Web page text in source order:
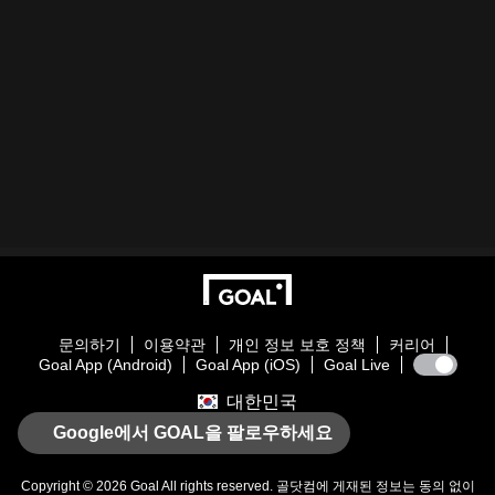
문의하기 이용약관 개인 정보 보호 정책
커리어
Goal App (Android)
Goal App (iOS) Goal Live
대한민국
Google에서 GOAL을 팔로우하세요
Copyright © 2026 Goal All rights reserved. 골닷컴에 게재된 정보는 동의 없이